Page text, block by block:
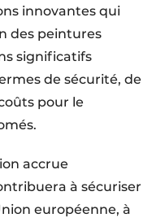
innovantes qui
des peintures
significatifs
de sécurité, de
pour le
accrue
à sécuriser
européenne, à